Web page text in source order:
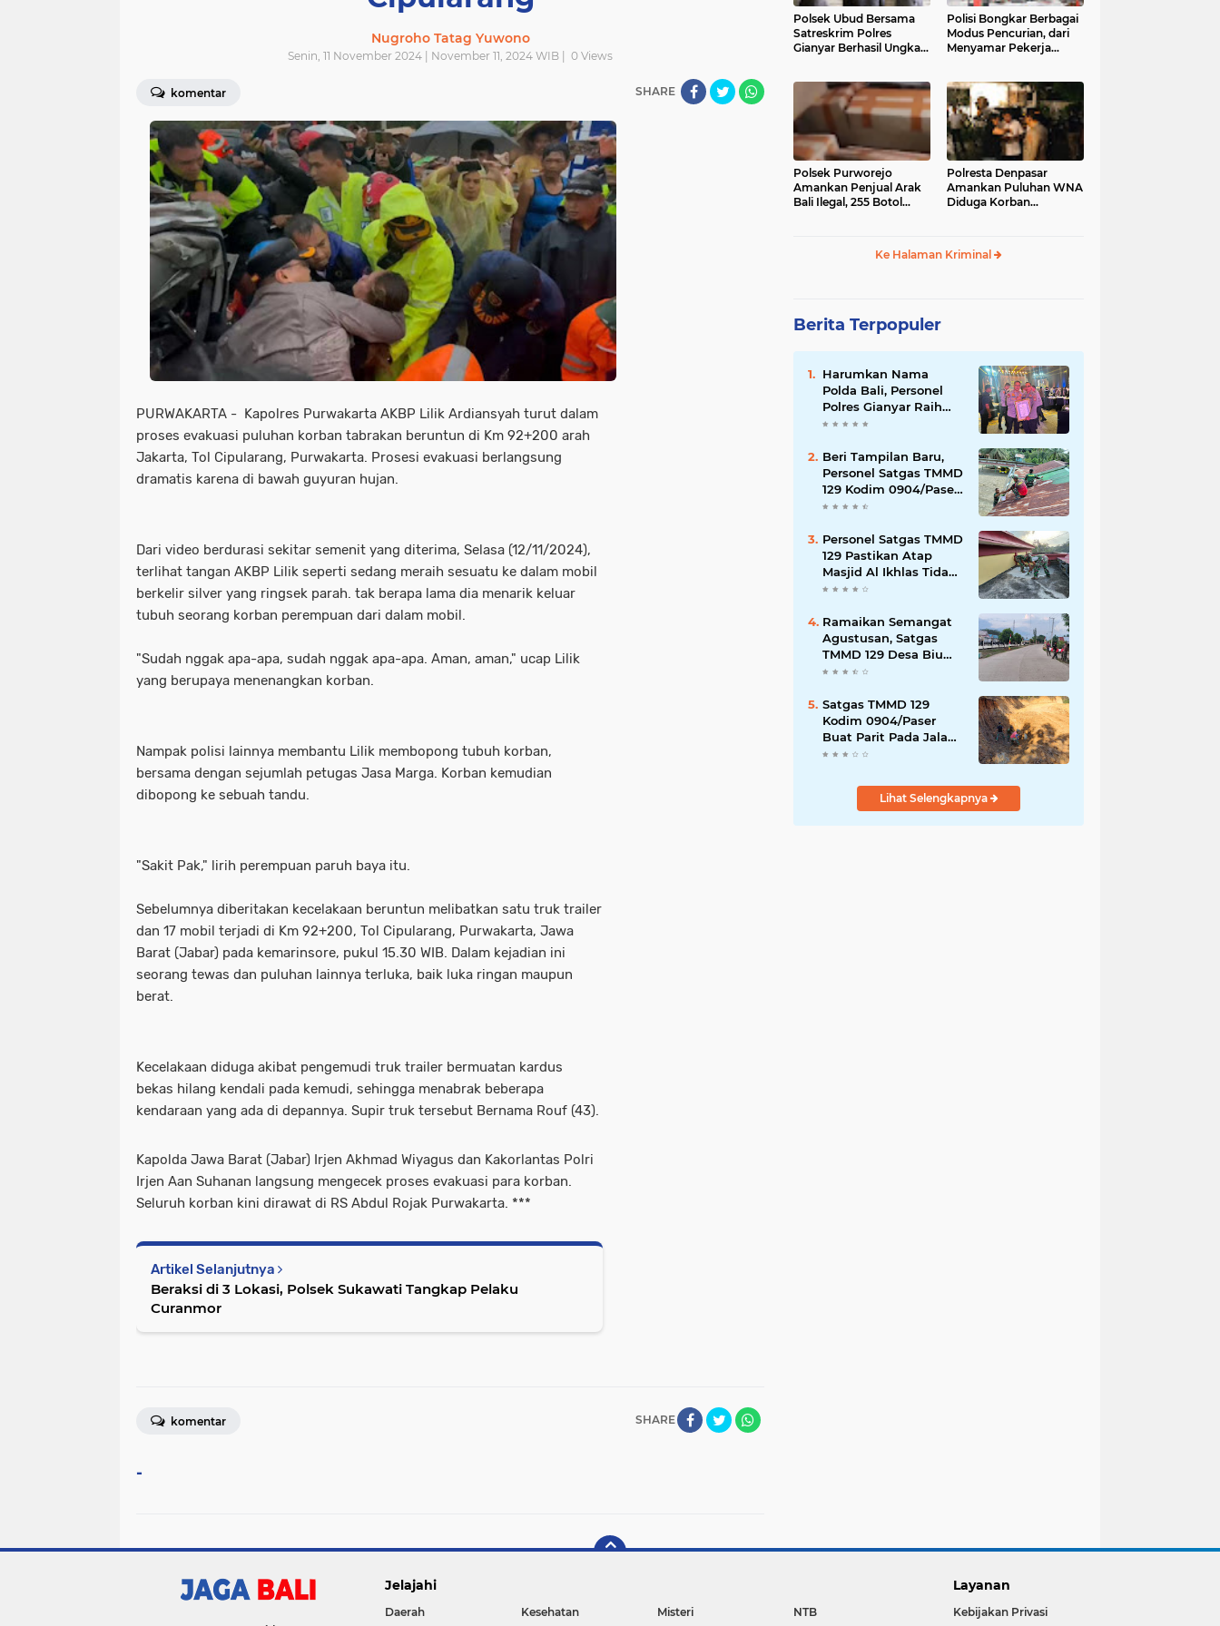
Nugroho Tatag Yuwono
Senin, 11 November 2024 | November 11, 2024 WIB | 0 Views
komentar SHARE
PURWAKARTA - Kapolres Purwakarta AKBP Lilik Ardiansyah turut dalam
proses evakuasi puluhan korban tabrakan beruntun di Km 92+200 arah
Jakarta, Tol Cipularang, Purwakarta. Prosesi evakuasi berlangsung
dramatis karena di bawah guyuran hujan.
Dari video berdurasi sekitar semenit yang diterima, Selasa (12/11/2024),
terlihat tangan AKBP Lilik seperti sedang meraih sesuatu ke dalam mobil
berkelir silver yang ringsek parah. tak berapa lama dia menarik keluar
tubuh seorang korban perempuan dari dalam mobil.
"Sudah nggak apa-apa, sudah nggak apa-apa. Aman, aman," ucap Lilik
yang berupaya menenangkan korban.
Nampak polisi lainnya membantu Lilik membopong tubuh korban,
bersama dengan sejumlah petugas Jasa Marga. Korban kemudian
dibopong ke sebuah tandu.
"Sakit Pak," lirih perempuan paruh baya itu.
Sebelumnya diberitakan kecelakaan beruntun melibatkan satu truk trailer
dan 17 mobil terjadi di Km 92+200, Tol Cipularang, Purwakarta, Jawa
Barat (Jabar) pada kemarinsore, pukul 15.30 WIB. Dalam kejadian ini
seorang tewas dan puluhan lainnya terluka, baik luka ringan maupun
berat.
Kecelakaan diduga akibat pengemudi truk trailer bermuatan kardus
bekas hilang kendali pada kemudi, sehingga menabrak beberapa
kendaraan yang ada di depannya. Supir truk tersebut Bernama Rouf (43).
Kapolda Jawa Barat (Jabar) Irjen Akhmad Wiyagus dan Kakorlantas Polri
Irjen Aan Suhanan langsung mengecek proses evakuasi para korban.
Seluruh korban kini dirawat di RS Abdul Rojak Purwakarta. ***
Artikel Selanjutnya
Beraksi di 3 Lokasi, Polsek Sukawati Tangkap Pelaku
Curanmor
SHARE
komentar
-
Polsek Ubud Bersama
Satreskrim Polres
Gianyar Berhasil Ungkap
Polisi Bongkar Berbagai
Modus Pencurian, dari
Menyamar Pekerja
Polsek Purworejo
Amankan Penjual Arak
Bali Ilegal, 255 Botol
Polresta Denpasar
Amankan Puluhan WNA
Diduga Korban
Ke Halaman Kriminal
Berita Terpopuler
Harumkan Nama
Polda Bali, Personel
Polres Gianyar Raih
Penghargaan
Beri Tampilan Baru,
Personel Satgas TMMD
129 Kodim 0904/Paser
Cat Atap Rumah
Personel Satgas TMMD
129 Pastikan Atap
Masjid Al Ikhlas Tidak
Bocor Lagi
Ramaikan Semangat
Agustusan, Satgas
TMMD 129 Desa Biu
Hiasi Jalanan Desa
Satgas TMMD 129
Kodim 0904/Paser
Buat Parit Pada Jalan
Baru
Lihat Selengkapnya
Jelajahi
Daerah Kesehatan Misteri NTB
Layanan
Kebijakan Privasi